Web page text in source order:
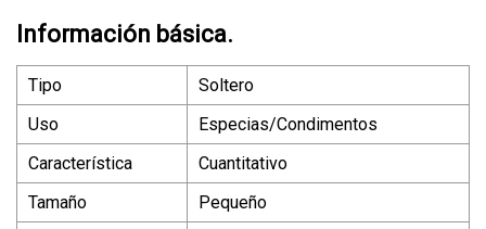
Información básica.
Tipo
Soltero
Uso
Especias/Condimentos
Característica
Cuantitativo
Tamaño
Pequeño